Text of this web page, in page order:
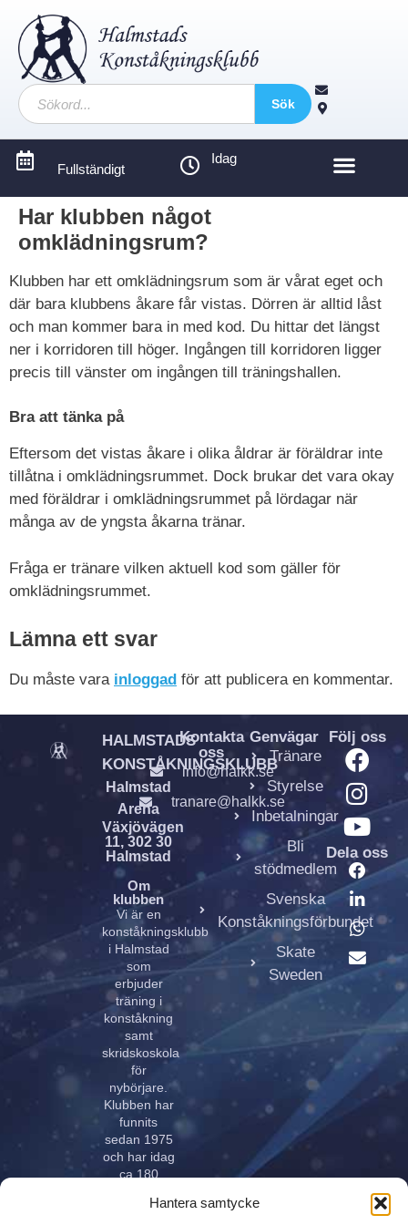
Hantera samtycke
Sök
Fullständigt
Idag
Har klubben något
omklädningsrum?
Klubben har ett omklädningsrum som är vårat eget och
där bara klubbens åkare får vistas. Dörren är alltid låst
och man kommer bara in med kod. Du hittar det längst
ner i korridoren till höger. Ingången till korridoren ligger
precis till vänster om ingången till träningshallen.
Bra att tänka på
Eftersom det vistas åkare i olika åldrar är föräldrar inte
tillåtna i omklädningsrummet. Dock brukar det vara okay
med föräldrar i omklädningsrummet på lördagar när
många av de yngsta åkarna tränar.
Fråga er tränare vilken aktuell kod som gäller för
omklädningsrummet.
Lämna ett svar
Du måste vara inloggad för att publicera en kommentar.
HALMSTADS
KONSTÅKNINGSKLUBB
Halmstad
Arena
Växjövägen
11, 302 30
Halmstad
Om
klubben
Vi är en
konståkningsklubb
i Halmstad
som
erbjuder
träning i
konståkning
samt
skridskoskola
för
nybörjare.
Klubben har
funnits
sedan 1975
och har idag
ca 180
i alla åldrar.
Kontakta
oss
info@halkk.se
tranare@halkk.se
Genvägar
Tränare
Styrelse
Inbetalningar
Bli
stödmedlem
Svenska
Konståkningsförbundet
Skate
Sweden
Följ oss
Dela oss